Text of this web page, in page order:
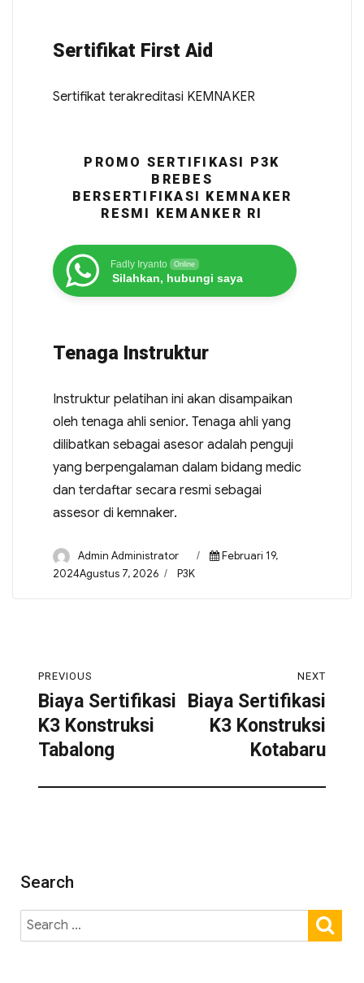
Sertifikat First Aid
Sertifikat terakreditasi KEMNAKER
PROMO SERTIFIKASI P3K
BREBES
BERSERTIFIKASI KEMNAKER
RESMI KEMANKER RI
Fadly Iryanto Online
Silahkan, hubungi saya
Tenaga Instruktur
Instruktur pelatihan ini akan disampaikan
oleh tenaga ahli senior. Tenaga ahli yang
dilibatkan sebagai asesor adalah penguji
yang berpengalaman dalam bidang medic
dan terdaftar secara resmi sebagai
assesor di kemnaker.
Admin Administrator
Februari 19,
2024Agustus 7, 2026
P3K
PREVIOUS
Biaya Sertifikasi
K3 Konstruksi
Tabalong
NEXT
Biaya Sertifikasi
K3 Konstruksi
Kotabaru
Search